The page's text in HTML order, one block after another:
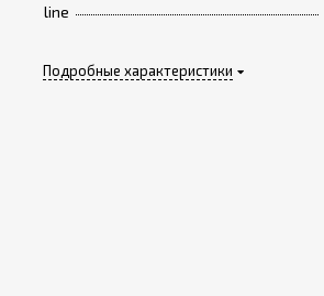
line
Подробные характеристики